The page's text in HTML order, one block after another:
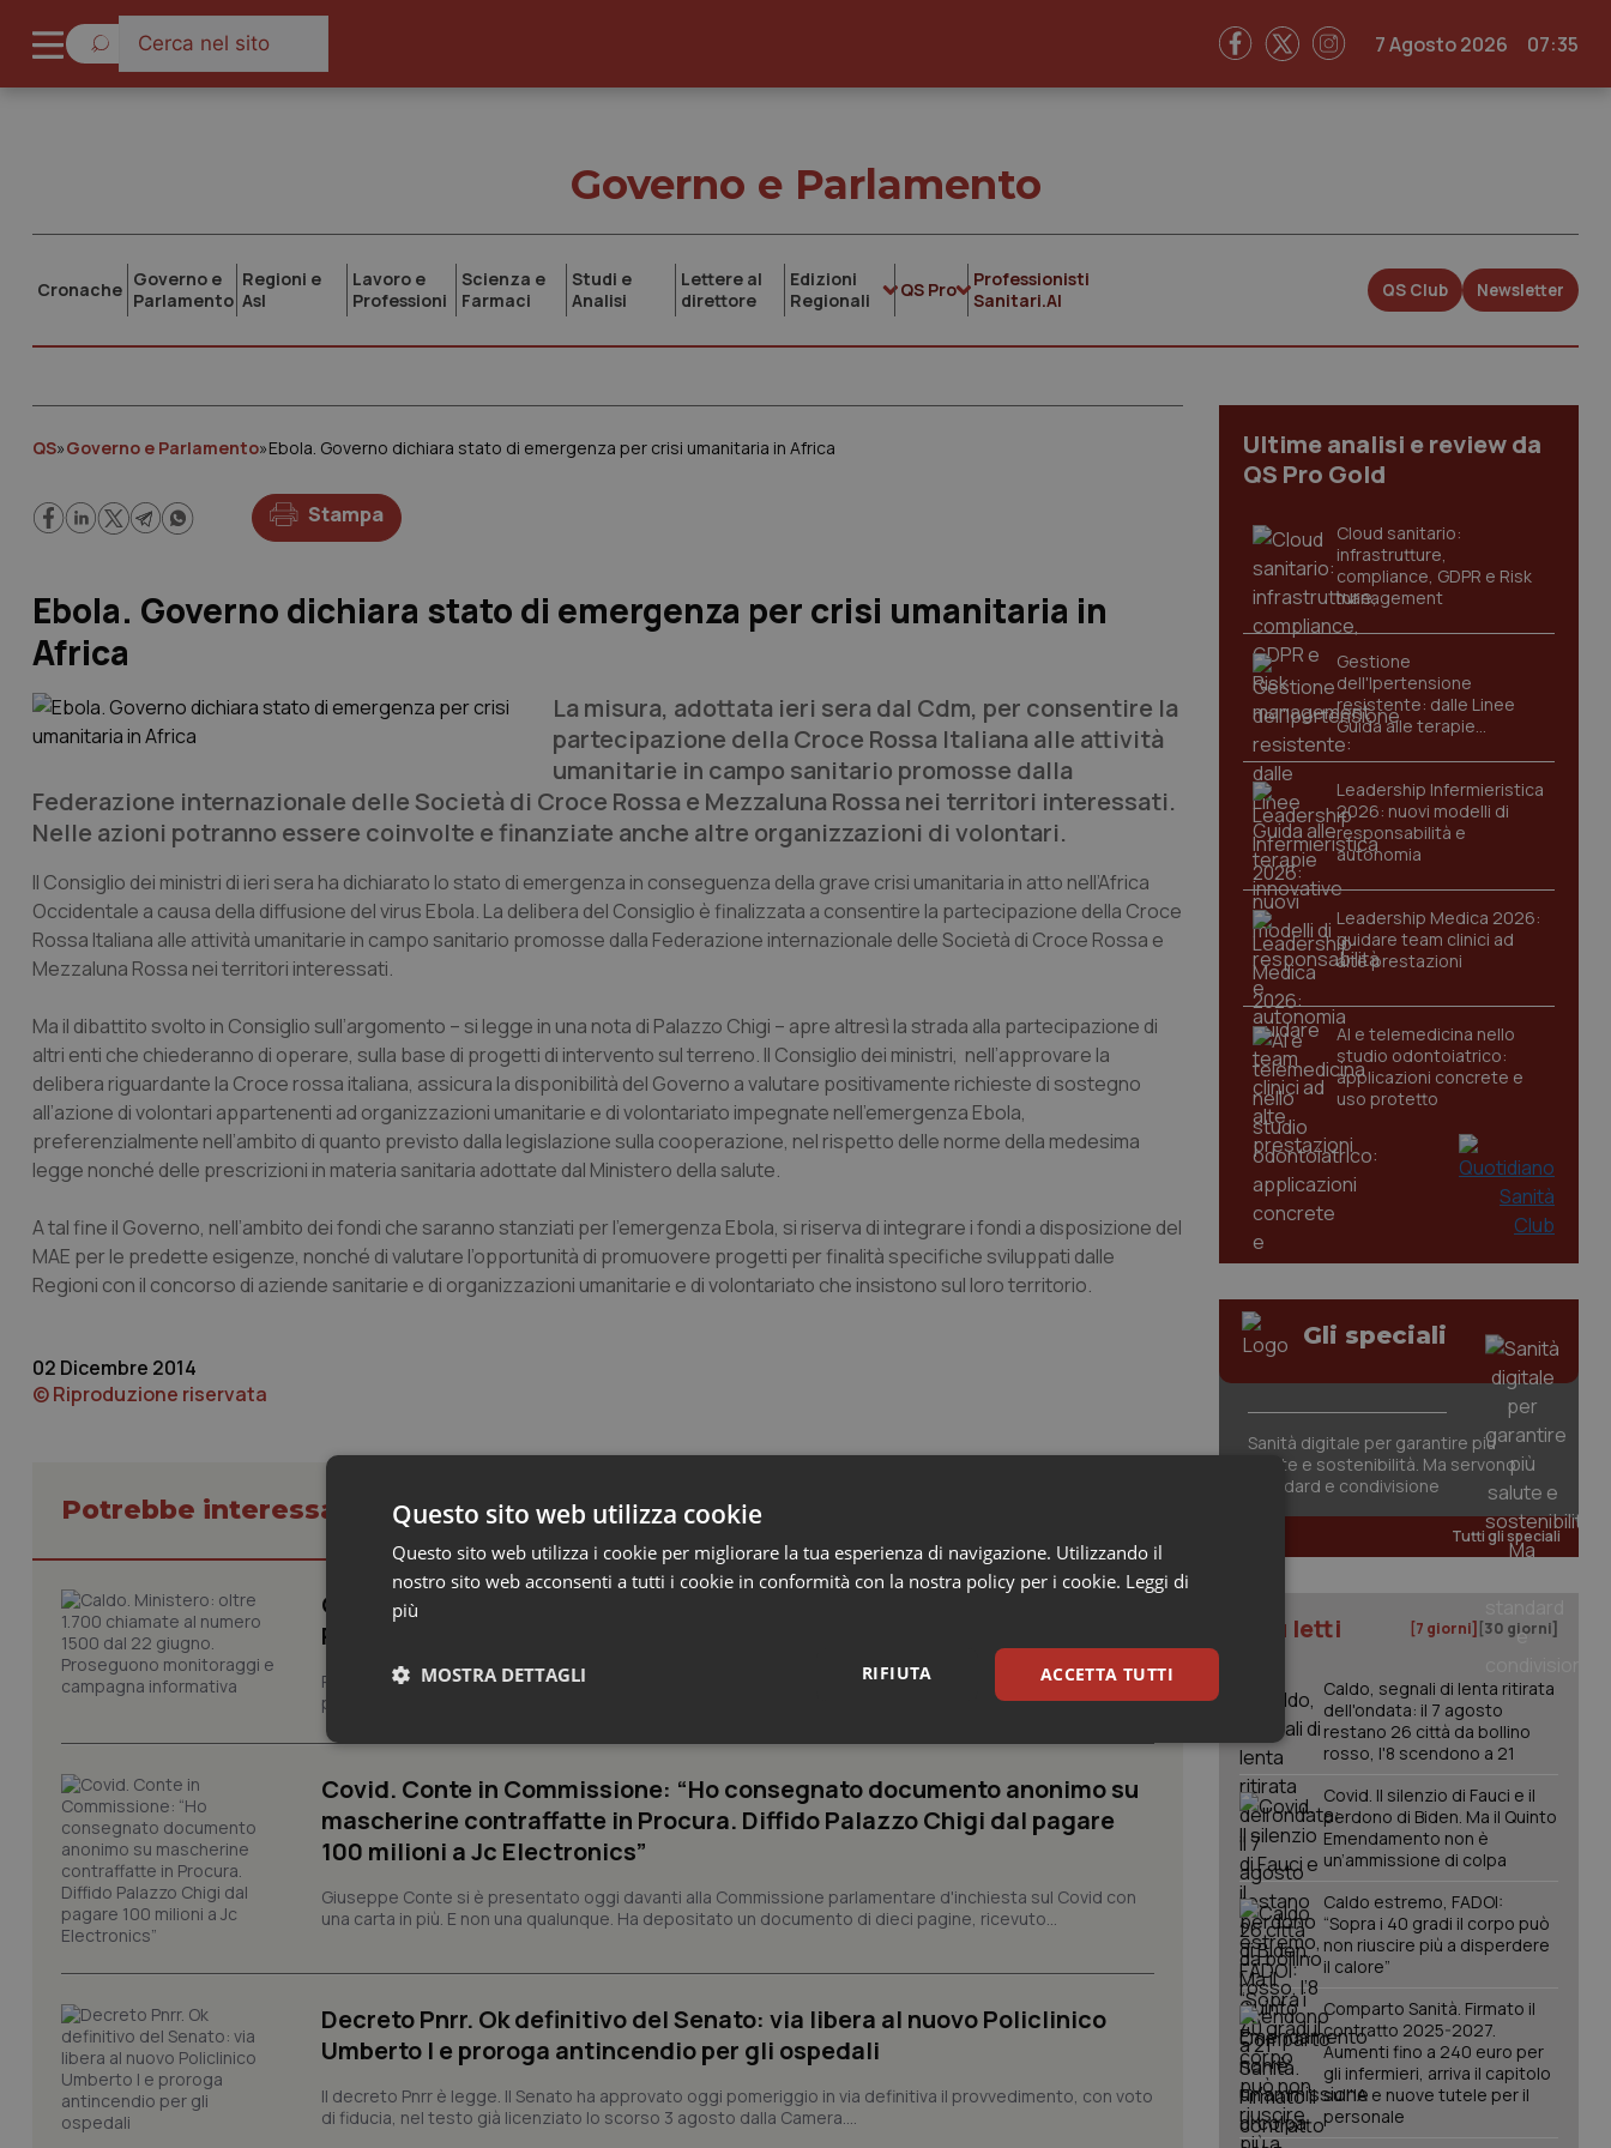
7 Agosto 2026 07:35
Governo e Parlamento
Cronache Governo e
Parlamento
Regioni e
Asl
Lavoro e
Professioni
Scienza e
Farmaci
Studi e
Analisi
Lettere al
direttore
Edizioni
Regionali
QS Pro
Professionisti
Sanitari.AI
QS Club Newsletter
QS»Governo e Parlamento»Ebola. Governo dichiara stato di emergenza per crisi umanitaria in Africa
Stampa
Ebola. Governo dichiara stato di emergenza per crisi umanitaria in
Africa
La misura, adottata ieri sera dal Cdm, per consentire la
partecipazione della Croce Rossa Italiana alle attività
umanitarie in campo sanitario promosse dalla
Federazione internazionale delle Società di Croce Rossa e Mezzaluna Rossa nei territori interessati.
Nelle azioni potranno essere coinvolte e finanziate anche altre organizzazioni di volontari.
Il Consiglio dei ministri di ieri sera ha dichiarato lo stato di emergenza in conseguenza della grave crisi umanitaria in atto nell’Africa
Occidentale a causa della diffusione del virus Ebola. La delibera del Consiglio è finalizzata a consentire la partecipazione della Croce
Rossa Italiana alle attività umanitarie in campo sanitario promosse dalla Federazione internazionale delle Società di Croce Rossa e
Mezzaluna Rossa nei territori interessati.
Ma il dibattito svolto in Consiglio sull’argomento – si legge in una nota di Palazzo Chigi – apre altresì la strada alla partecipazione di
altri enti che chiederanno di operare, sulla base di progetti di intervento sul terreno. Il Consiglio dei ministri, nell’approvare la
delibera riguardante la Croce rossa italiana, assicura la disponibilità del Governo a valutare positivamente richieste di sostegno
all’azione di volontari appartenenti ad organizzazioni umanitarie e di volontariato impegnate nell’emergenza Ebola,
preferenzialmente nell’ambito di quanto previsto dalla legislazione sulla cooperazione, nel rispetto delle norme della medesima
legge nonché delle prescrizioni in materia sanitaria adottate dal Ministero della salute.
A tal fine il Governo, nell’ambito dei fondi che saranno stanziati per l’emergenza Ebola, si riserva di integrare i fondi a disposizione del
MAE per le predette esigenze, nonché di valutare l’opportunità di promuovere progetti per finalità specifiche sviluppati dalle
Regioni con il concorso di aziende sanitarie e di organizzazioni umanitarie e di volontariato che insistono sul loro territorio.
02 Dicembre 2014
© Riproduzione riservata
Potrebbe interessarti in Governo e Parlamento
Caldo. Ministero: oltre 1.700 chiamate al numero 1500 dal 22 giugno.
Proseguono monitoraggi e campagna informativa
Prosegue il monitoraggio delle ondate di calore e la campagna di informazione del Ministero della Salute
per limitare gli effetti delle alte temperature sulla salute, in un'estate caratterizzata da ripetuti...
Covid. Conte in Commissione: “Ho consegnato documento anonimo su
mascherine contraffatte in Procura. Diffido Palazzo Chigi dal pagare
100 milioni a Jc Electronics”
Giuseppe Conte si è presentato oggi davanti alla Commissione parlamentare d'inchiesta sul Covid con
una carta in più. E non una qualunque. Ha depositato un documento di dieci pagine, ricevuto...
Decreto Pnrr. Ok definitivo del Senato: via libera al nuovo Policlinico
Umberto I e proroga antincendio per gli ospedali
Il decreto Pnrr è legge. Il Senato ha approvato oggi pomeriggio in via definitiva il provvedimento, con voto
di fiducia, nel testo già licenziato lo scorso 3 agosto dalla Camera....
Ultime analisi e review da
QS Pro Gold
Cloud sanitario:
infrastrutture,
compliance, GDPR e Risk
management
Gestione
dell'Ipertensione
resistente: dalle Linee
Guida alle terapie
innovative
Leadership Infermieristica
2026: nuovi modelli di
responsabilità e
autonomia
Leadership Medica 2026:
guidare team clinici ad
alte prestazioni
AI e telemedicina nello
studio odontoiatrico:
applicazioni concrete e
uso protetto
Gli speciali
Sanità digitale per garantire più
salute e sostenibilità. Ma servono
standard e condivisione
Tutti gli speciali
I più letti [7 giorni] [30 giorni]
Caldo, segnali di lenta ritirata
dell'ondata: il 7 agosto
restano 26 città da bollino
rosso, l'8 scendono a 21
Covid. Il silenzio di Fauci e il
perdono di Biden. Ma il Quinto
Emendamento non è
un’ammissione di colpa
Caldo estremo, FADOI:
“Sopra i 40 gradi il corpo può
non riuscire più a disperdere
il calore”
Comparto Sanità. Firmato il
contratto 2025-2027.
Aumenti fino a 240 euro per
gli infermieri, arriva il capitolo
sull'IA e nuove tutele per il
personale
Questo sito web utilizza cookie
Questo sito web utilizza i cookie per migliorare la tua esperienza di navigazione. Utilizzando il
nostro sito web acconsenti a tutti i cookie in conformità con la nostra policy per i cookie. Leggi di
più
ACCETTA TUTTI
RIFIUTA
MOSTRA DETTAGLI
Necessari Statistici Marketing
Necessari Statistici Marketing
e l'accesso alle aree protette del sito. Il sito web non è in grado di funzionare correttamente senza questi cookie.
Nome
Fornitore/Dominio Scadenza
Descrizione
VISITOR_PRIVACY_METADATA
YouTube
5 mesi 4
settimane
Questo cookie viene utilizzato per memorizzare le
del visitatore riguardo a varie politiche e